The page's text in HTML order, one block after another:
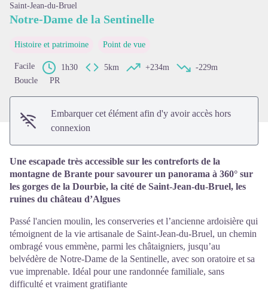
Voir l'image en plein écran
Saint-Jean-du-Bruel
Notre-Dame de la Sentinelle
Histoire et patrimoine Point de vue
Facile 1h30 5km +234m
-229m
Boucle
PR
Embarquer cet élément afin d'y avoir accès hors
connexion
Une escapade très accessible sur les contreforts de la
montagne de Brante pour savourer un panorama à 360° sur
les gorges de la Dourbie, la cité de Saint-Jean-du-Bruel, les
ruines du château d’Algues
Passé l'ancien moulin, les conserveries et l’ancienne ardoisière qui
témoignent de la vie artisanale de Saint-Jean-du-Bruel, un chemin
ombragé vous emmène, parmi les châtaigniers, jusqu’au
belvédère de Notre-Dame de la Sentinelle, avec son oratoire et sa
vue imprenable. Idéal pour une randonnée familiale, sans
difficulté et vraiment gratifiante